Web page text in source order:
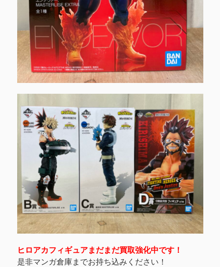
ヒロアカフィギュアまだまだ買取強化中です！
是非マンガ倉庫までお持ち込みください！